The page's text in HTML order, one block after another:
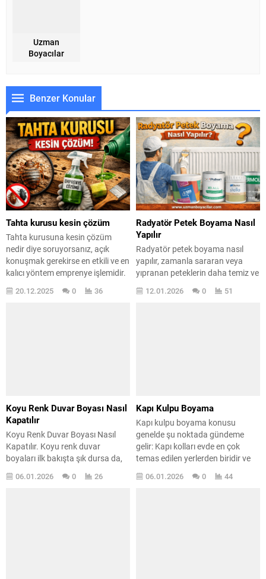
Uzman
Boyacılar
Benzer Konular
Tahta kurusu kesin çözüm
Tahta kurusuna kesin çözüm
nedir diye soruyorsanız, açık
konuşmak gerekirse en etkili ve en
kalıcı yöntem emprenye işlemidir.
kurdu gibi ahşabın içine
20.12.2025 0 36
Radyatör Petek Boyama Nasıl
Yapılır
Radyatör petek boyama nasıl
yapılır, zamanla sararan veya
yıpranan peteklerin daha temiz ve
işlemdir. Ancak yanlış boya seçimi
12.01.2026 0 51
Koyu Renk Duvar Boyası Nasıl
Kapatılır
Koyu Renk Duvar Boyası Nasıl
Kapatılır. Koyu renk duvar
boyaları ilk bakışta şık dursa da,
sıkılıp açık renklere geçmek ister.
06.01.2026 0 26
Kapı Kulpu Boyama
Kapı kulpu boyama konusu
genelde şu noktada gündeme
gelir: Kapı kolları evde en çok
temas edilen yerlerden biridir ve
boyası atar, rengi solar. Kullanıcı
06.01.2026 0 44